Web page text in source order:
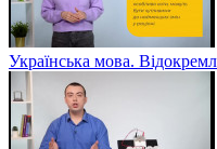
Українська мова.